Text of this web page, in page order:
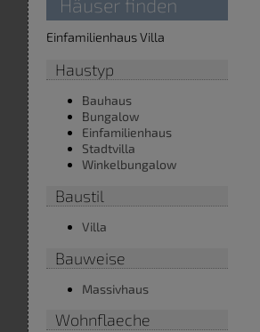
Einfamilienhaus Villa
Haustyp
Bauhaus
Bungalow
Einfamilienhaus
Stadtvilla
Winkelbungalow
Baustil
Villa
Bauweise
Massivhaus
Wohnflaeche